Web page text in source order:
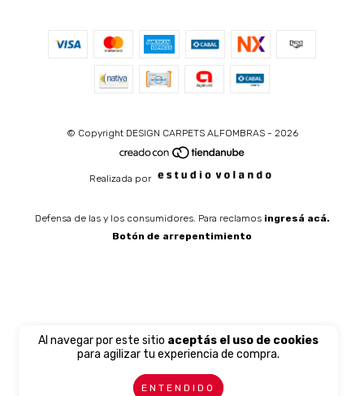
Al navegar por este sitio aceptás el uso de cookies
para agilizar tu experiencia de compra.
ENTENDIDO
© Copyright DESIGN CARPETS ALFOMBRAS - 2026
Realizada por
Defensa de las y los consumidores. Para reclamos ingresá acá.
Botón de arrepentimiento